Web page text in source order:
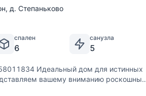
, д. Степаньково
спален
6
санузла
5
Идеальный дом для истинных
вашему вниманию роскошный
поселке "Аврора" всего в 12